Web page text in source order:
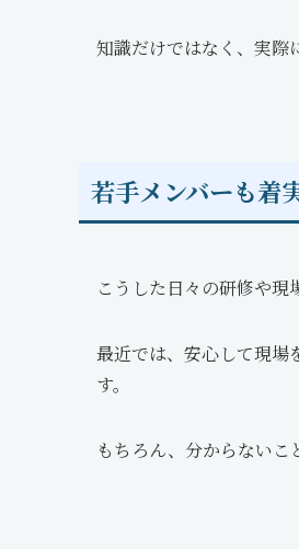
知識だけではなく、実際
若手メンバーも着
こうした日々の研修や現
最近では、安心して現場
す。
もちろん、分からないこ